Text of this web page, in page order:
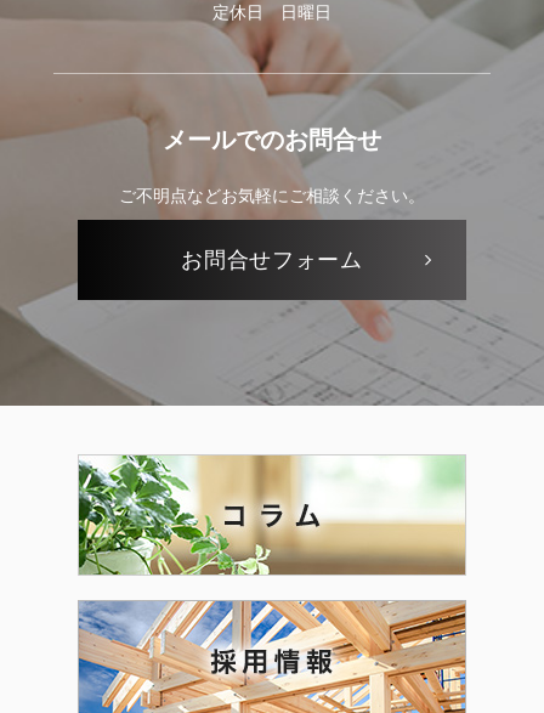
定休日 日曜日
メールでのお問合せ
ご不明点などお気軽にご相談ください。
お問合せフォーム